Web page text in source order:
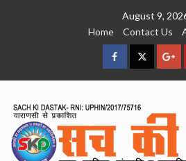
August 9,
Home
Contact Us
facebookTwitter